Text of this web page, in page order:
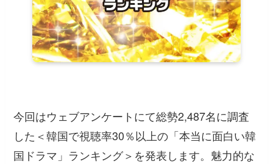
今回はウェブアンケートにて総勢2,487名に調査
した＜韓国で視聴率30％以上の「本当に面白い韓
国ドラマ」ランキング＞を発表します。魅力的な